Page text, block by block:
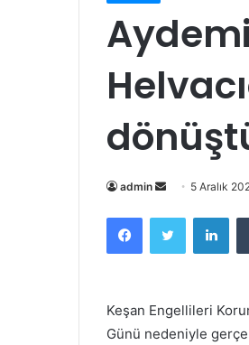
admin
Bir
posta
göndermek
5 Aralık
FacebookTwitter
Keşan Engellileri
Günü nedeniyle